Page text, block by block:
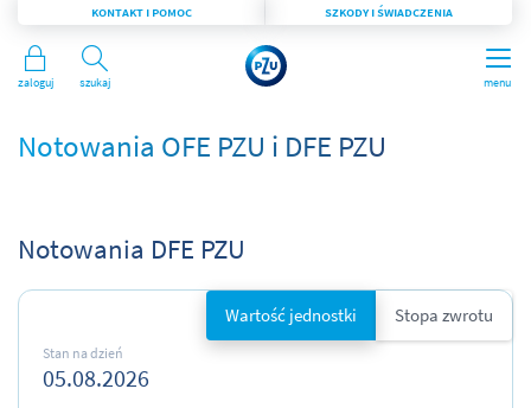
menu
Szukaj
KONTAKT I POMOC SZKODY I ŚWIADCZENIA
Zaloguj
Notowania OFE PZU i DFE PZU
Notowania DFE PZU
Wartość jednostki Stopa zwrotu
Stan na dzień
05.08.2026